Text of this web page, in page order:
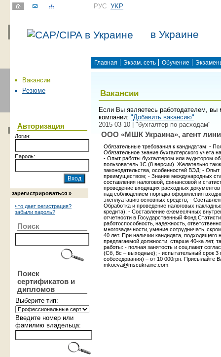
РУС УKР
в Украине
Главная Экзам. сеть Обучение
Вакансии
Резюме
Авторизация
Логин:
Пароль:
зарегистрироваться »
что дает регистрация?
забыли пароль?
Поиск
Поиск
сертификатов и
дипломов
Выберите тип:
Введите номер или
фамилию владельца:
Вакансии
Если Вы являетесь работодателем,
компании: "Добавить вакансию"
2015-03-10 | "бухгалтер по расходам"
ООО «МШК Украина», агент
Обязательные требования к кандидатам: -
Обязательное знание бухгалтерского учета
- Опыт работы бухгалтером или аудитором
пользователь 1С (8 версии). Желательно
законодательства, особенностей ВЭД; -
преимуществом; - Знание международных
составления налоговой, финансовой и
проведение входящих расходных
над соблюдением порядка оформления
эксплуатацию основных средств; -
Обработка и проведение налоговых
кредита); - Составление ежемесячных
отчетности в Государственный Фонд
работоспособность‚ надежность‚
многозадачности‚ умение сотрудничать‚
40 лет. При наличии кандидата,
предлагаемой должности, старше 40-ка лет,
работы: - полная занятость и соц.пакет
(Сб, Вс – выходные); - испытательный срок 3
собеседования) – от 10 000грн. Присылайте
mkoeva@mscukraine.com.